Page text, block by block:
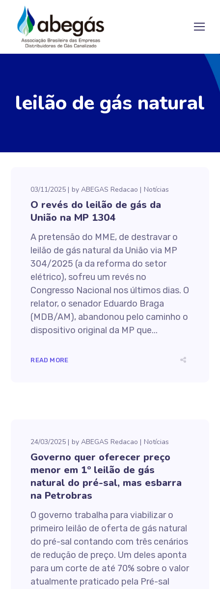
leilão de gás natural
03/11/2025 byABEGAS Redacao Notícias
O revés do leilão de gás da
União na MP 1304
A pretensão do MME, de destravar o
leilão de gás natural da União via MP
304/2025 (a da reforma do setor
elétrico), sofreu um revés no
Congresso Nacional nos últimos dias. O
relator, o senador Eduardo Braga
(MDB/AM), abandonou pelo caminho o
dispositivo original da MP que...
READ MORE
24/03/2025 byABEGAS Redacao Notícias
Governo quer oferecer preço
menor em 1º leilão de gás
natural do pré-sal, mas esbarra
na Petrobras
O governo trabalha para viabilizar o
primeiro leilão de oferta de gás natural
do pré-sal contando com três cenários
de redução de preço. Um deles aponta
para um corte de até 70% sobre o valor
atualmente praticado pela Pré-sal